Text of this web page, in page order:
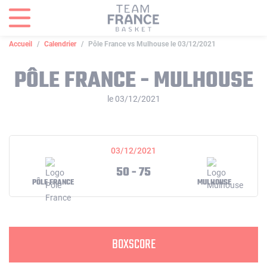
Accueil Calendrier Pôle France vs Mulhouse le 03/12/2021
PÔLE FRANCE - MULHOUSE
le 03/12/2021
03/12/2021
PÔLE FRANCE
50 - 75
MULHOUSE
BOXSCORE
Panneau de gestion des cookies